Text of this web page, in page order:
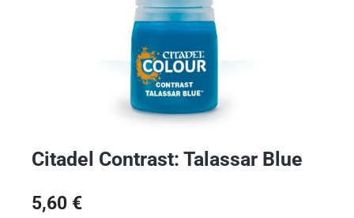
Citadel Contrast: Talassar Blue
Regulärer Preis:
5,60 €